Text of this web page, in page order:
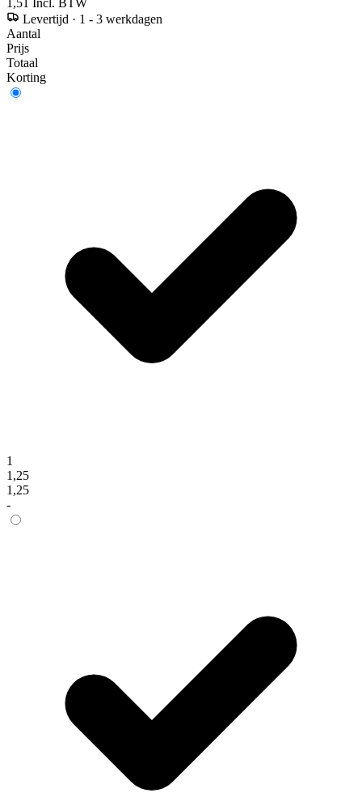
Levertijd · 1 - 3 werkdagen
Aantal
Prijs
Totaal
Korting
1
1,25
1,25
-